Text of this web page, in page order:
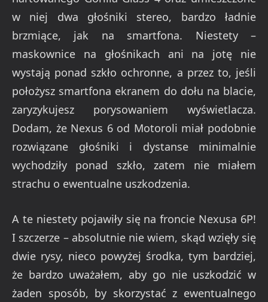
w niej dwa głośniki stereo, bardzo ładnie
brzmiące, jak na smartfona. Niestety –
maskownice na głośnikach ani na jotę nie
wystają ponad szkło ochronne, a przez to, jeśli
położysz smartfona ekranem do dołu na blacie,
zaryzykujesz porysowaniem wyświetlacza.
Dodam, że Nexus 6 od Motoroli miał podobnie
rozwiązane głośniki i dystanse minimalnie
wychodziły ponad szkło, zatem nie miałem
strachu o ewentualne uszkodzenia.
A te niestety pojawiły się na froncie Nexusa 6P!
I szczerze – absolutnie nie wiem, skąd wzięły się
dwie rysy, nieco powyżej środka, tym bardziej,
że bardzo uważałem, aby go nie uszkodzić w
żaden sposób, by skorzystać z ewentualnego